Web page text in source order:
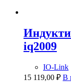
iq2009
IO-Link
15 119,00 ₽ В